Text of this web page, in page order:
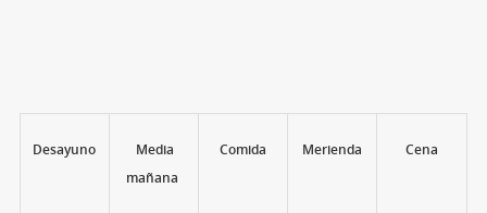
Desayuno
Media
mañana
Comida Merienda Cena